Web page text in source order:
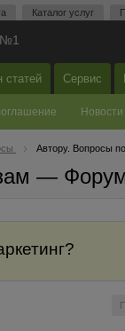
Каталог услуг
№1
статей Сервис
Новости
Автору. Вопросы
—